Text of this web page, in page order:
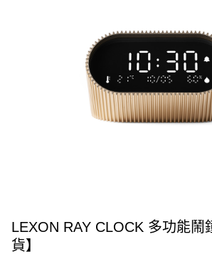
LEXON RAY CLOCK 多功能鬧
貨】